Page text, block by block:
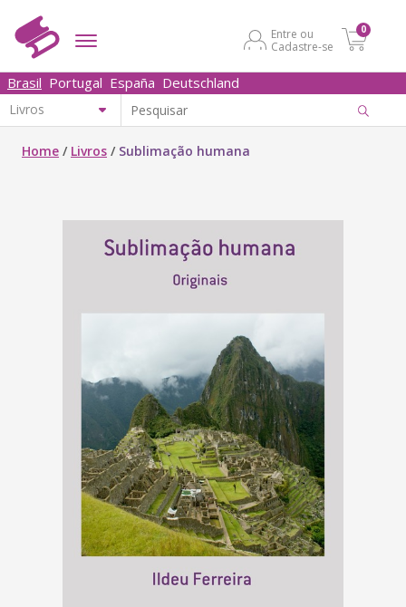
Entre ou
Cadastre-se
0
Brasil Portugal España Deutschland
Home / Livros / Sublimação humana